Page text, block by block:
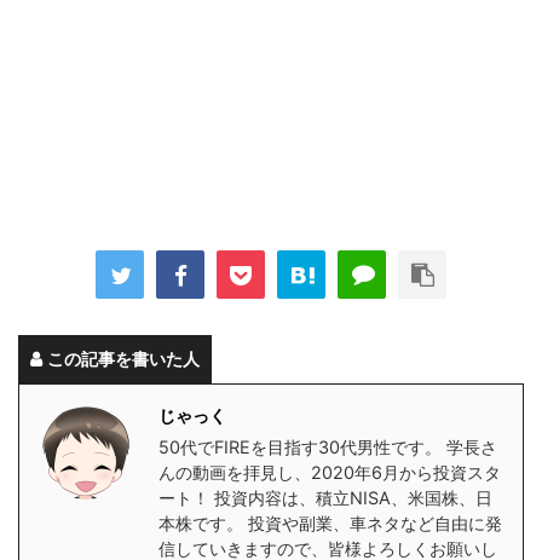
この記事を書いた人
じゃっく
50代でFIREを目指す30代男性です。 学長さ
んの動画を拝見し、2020年6月から投資スタ
ート！ 投資内容は、積立NISA、米国株、日
本株です。 投資や副業、車ネタなど自由に発
信していきますので、皆様よろしくお願いし